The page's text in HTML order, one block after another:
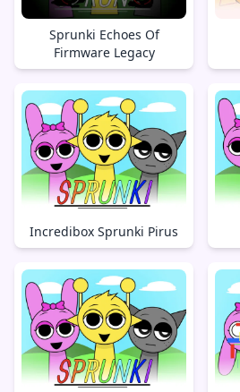
Sprunki Echoes Of
Firmware Legacy
Incredibox Sprunki Pirus